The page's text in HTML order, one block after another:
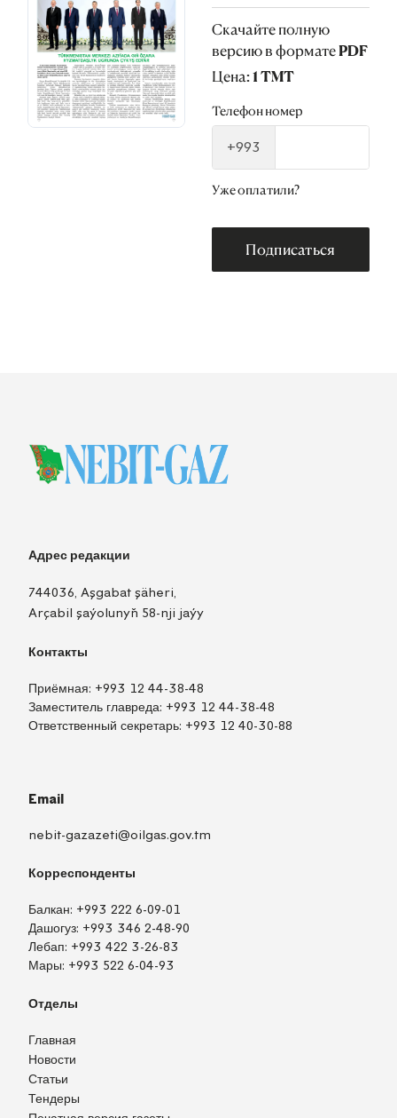
Скачайте полную
версию в формате PDF
Цена: 1 TMT
Телефон номер
+993
Уже оплатили?
Подписаться
Адрес редакции
744036, Aşgabat şäheri,
Arçabil şaýolunyň 58-nji jaýy
Контакты
Приёмная: +993 12 44-38-48
Заместитель главреда: +993 12 44-38-48
Ответственный секретарь: +993 12 40-30-88
Email
nebit-gazazeti@oilgas.gov.tm
Корреспонденты
Балкан: +993 222 6-09-01
Дашогуз: +993 346 2-48-90
Лебап: +993 422 3-26-83
Мары: +993 522 6-04-93
Отделы
Главная
Новости
Статьи
Тендеры